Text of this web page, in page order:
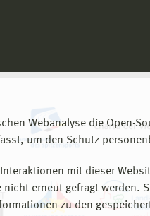
Webanalyse die Open-
um den Schutz
mit dieser
erneut gefragt werden.
zu den